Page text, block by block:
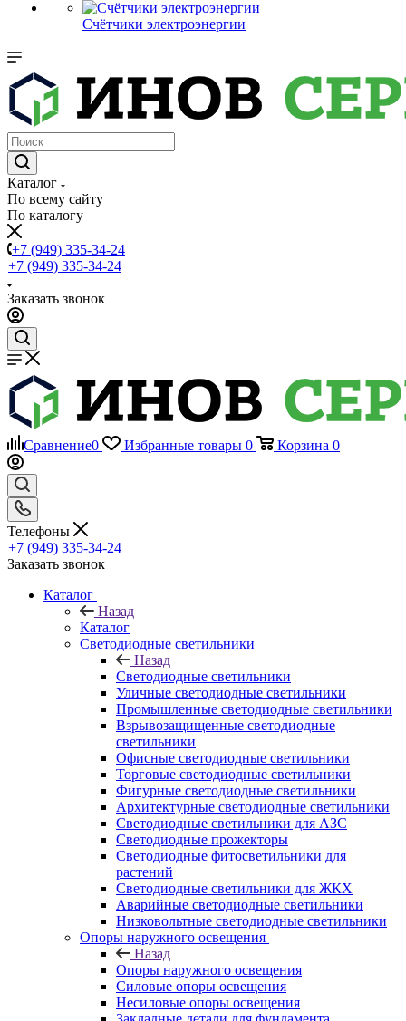
Счётчики электроэнергии
Каталог
По всему сайту
По каталогу
+7 (949) 335-34-24
+7 (949) 335-34-24
Заказать звонок
Сравнение0 Избранные товары 0 Корзина 0
Телефоны
+7 (949) 335-34-24
Заказать звонок
Каталог
Назад
Каталог
Светодиодные светильники
Назад
Светодиодные светильники
Уличные светодиодные светильники
Промышленные светодиодные светильники
Взрывозащищенные светодиодные
светильники
Офисные светодиодные светильники
Торговые светодиодные светильники
Фигурные светодиодные светильники
Архитектурные светодиодные светильники
Светодиодные светильники для АЗС
Светодиодные прожекторы
Светодиодные фитосветильники для
растений
Светодиодные светильники для ЖКХ
Аварийные светодиодные светильники
Низковольтные светодиодные светильники
Опоры наружного освещения
Назад
Опоры наружного освещения
Силовые опоры освещения
Несиловые опоры освещения